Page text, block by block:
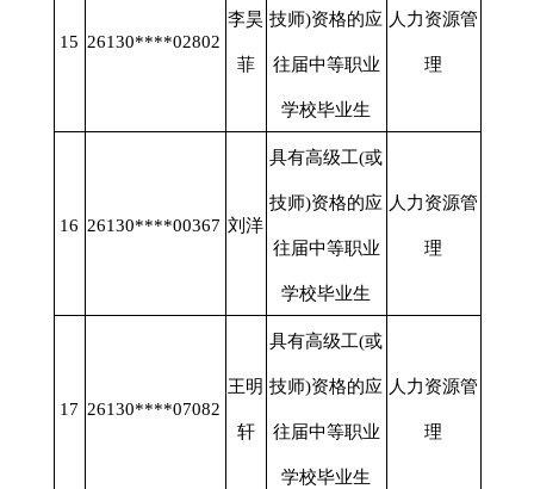
15 26130****02802
李昊
菲
技师)资格的应
往届中等职业
学校毕业生
人力资源管
理
16 26130****00367 刘洋
具有高级工(或
技师)资格的应
往届中等职业
学校毕业生
人力资源管
理
17 26130****07082
王明
轩
具有高级工(或
技师)资格的应
往届中等职业
学校毕业生
人力资源管
理